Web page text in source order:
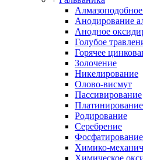
Анодирование
Анодное
Голубое
Горячее
Золочение
Никелирование
Олово-висмут
Пассивирование
Платинирование
Родирование
Серебрение
Фосфатирование
Химико-